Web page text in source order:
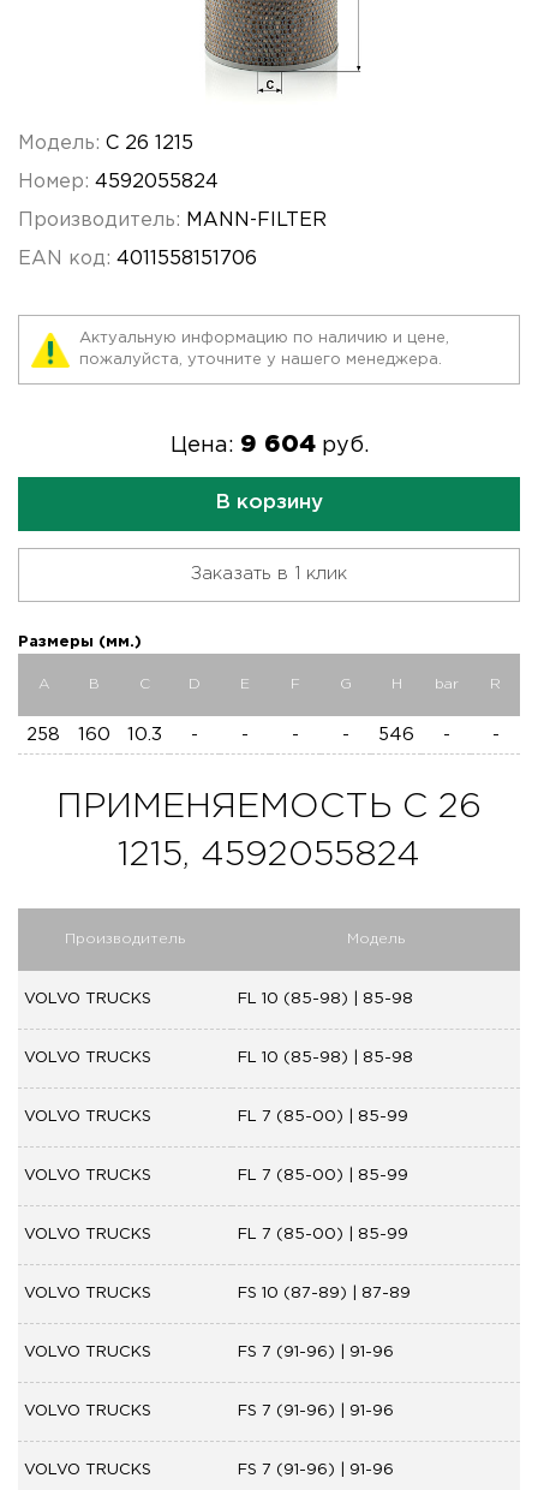
Модель: C 26 1215
Номер: 4592055824
Производитель: MANN-FILTER
EAN код: 4011558151706
Актуальную информацию по наличию и цене,
пожалуйста, уточните у нашего менеджера.
Цена: 9 604руб.
В корзину
Заказать в 1 клик
Размеры (мм.)
A B C D E F G H bar R
258 160 10.3 - - - - 546 - -
ПРИМЕНЯЕМОСТЬ C 26
1215, 4592055824
Производитель Модель
VOLVO TRUCKS FL 10 (85-98) | 85-98
VOLVO TRUCKS FL 10 (85-98) | 85-98
VOLVO TRUCKS FL 7 (85-00) | 85-99
VOLVO TRUCKS FL 7 (85-00) | 85-99
VOLVO TRUCKS FL 7 (85-00) | 85-99
VOLVO TRUCKS FS 10 (87-89) | 87-89
VOLVO TRUCKS FS 7 (91-96) | 91-96
VOLVO TRUCKS FS 7 (91-96) | 91-96
VOLVO TRUCKS FS 7 (91-96) | 91-96